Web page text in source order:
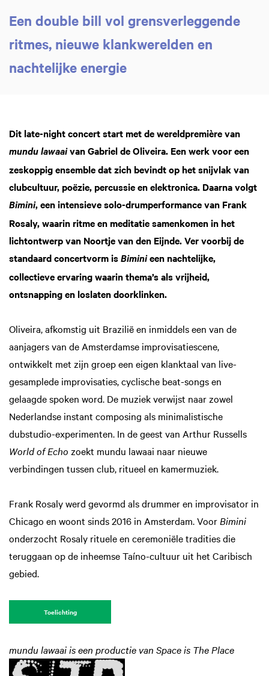
Een double bill vol grensverleggende
ritmes, nieuwe klankwerelden en
nachtelijke energie
Dit late-night concert start met de wereldpremière van
mundu lawaaivan Gabriel de Oliveira. Een werk voor een
zeskoppig ensemble dat zich bevindt op het snijvlak van
clubcultuur, poëzie, percussie en elektronica. Daarna volgt
Bimini, een intensieve solo-drumperformance van Frank
Rosaly, waarin ritme en meditatie samenkomen in het
lichtontwerp van Noortje van den Eijnde. Ver voorbij de
standaard concertvorm is Biminieen nachtelijke,
collectieve ervaring waarin thema’s als vrijheid,
ontsnapping en loslaten doorklinken.
Oliveira, afkomstig uit Brazilië en inmiddels een van de
aanjagers van de Amsterdamse improvisatiescene,
ontwikkelt met zijn groep een eigen klanktaal van live-
gesamplede improvisaties, cyclische beat-songs en
gelaagde spoken word. De muziek verwijst naar zowel
Nederlandse instant composing als minimalistische
dubstudio-experimenten. In de geest van Arthur Russells
World of Echo zoekt mundu lawaai naar nieuwe
verbindingen tussen club, ritueel en kamermuziek.
Frank Rosaly werd gevormd als drummer en improvisator in
Chicago en woont sinds 2016 in Amsterdam. Voor Bimini
onderzocht Rosaly rituele en ceremoniële tradities die
teruggaan op de inheemse Taíno-cultuur uit het Caribisch
gebied.
Toelichting
mundu lawaai is een productie van Space is The Place